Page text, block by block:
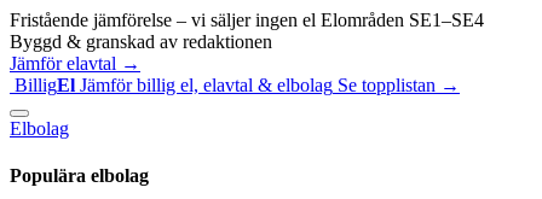
Fristående jämförelse – vi säljer ingen el Elområden SE1–SE4
Byggd & granskad av redaktionen
Jämför elavtal →
BilligEl Jämför billig el, elavtal & elbolag Se topplistan →
Elbolag
Populära elbolag